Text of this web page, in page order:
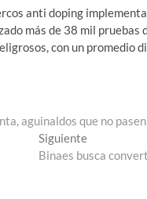
anti doping
más de 38 mil pruebas
con un promedio
aguinaldos que no
SiguienteEntrada
siguiente:
Binaes busca